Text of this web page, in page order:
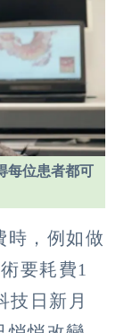
每位患者都可
時，例如做
要耗費1
技日新月